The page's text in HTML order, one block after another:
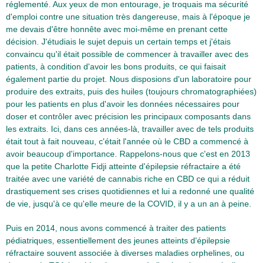
réglementé. Aux yeux de mon entourage, je troquais ma sécurité
d'emploi contre une situation très dangereuse, mais à l'époque je
me devais d'être honnête avec moi-même en prenant cette
décision. J'étudiais le sujet depuis un certain temps et j'étais
convaincu qu'il était possible de commencer à travailler avec des
patients, à condition d'avoir les bons produits, ce qui faisait
également partie du projet. Nous disposions d'un laboratoire pour
produire des extraits, puis des huiles (toujours chromatographiées)
pour les patients en plus d'avoir les données nécessaires pour
doser et contrôler avec précision les principaux composants dans
les extraits. Ici, dans ces années-là, travailler avec de tels produits
était tout à fait nouveau, c'était l'année où le CBD a commencé à
avoir beaucoup d'importance. Rappelons-nous que c'est en 2013
que la petite Charlotte Fidji atteinte d'épilepsie réfractaire a été
traitée avec une variété de cannabis riche en CBD ce qui a réduit
drastiquement ses crises quotidiennes et lui a redonné une qualité
de vie, jusqu'à ce qu'elle meure de la COVID, il y a un an à peine.
Puis en 2014, nous avons commencé à traiter des patients
pédiatriques, essentiellement des jeunes atteints d'épilepsie
réfractaire souvent associée à diverses maladies orphelines, ou